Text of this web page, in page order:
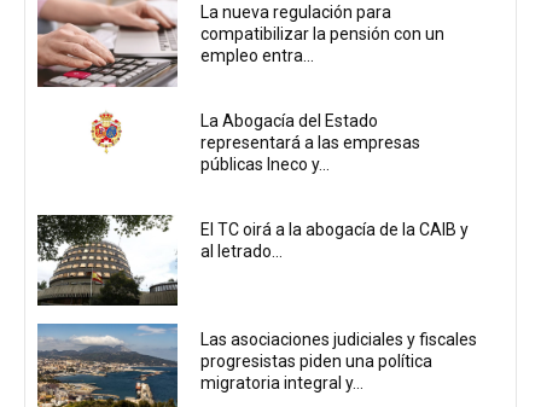
La nueva regulación para
compatibilizar la pensión con un
empleo entra...
La Abogacía del Estado
representará a las empresas
públicas Ineco y...
El TC oirá a la abogacía de la CAIB y
al letrado...
Las asociaciones judiciales y fiscales
progresistas piden una política
migratoria integral y...